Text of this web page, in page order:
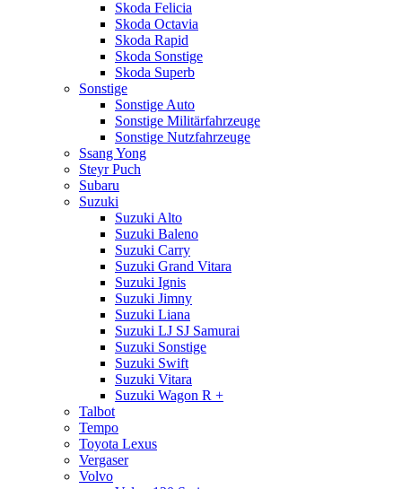
Skoda Felicia
Skoda Octavia
Skoda Rapid
Skoda Sonstige
Skoda Superb
Sonstige
Sonstige Auto
Sonstige Militärfahrzeuge
Sonstige Nutzfahrzeuge
Ssang Yong
Steyr Puch
Subaru
Suzuki
Suzuki Alto
Suzuki Baleno
Suzuki Carry
Suzuki Grand Vitara
Suzuki Ignis
Suzuki Jimny
Suzuki Liana
Suzuki LJ SJ Samurai
Suzuki Sonstige
Suzuki Swift
Suzuki Vitara
Suzuki Wagon R +
Talbot
Tempo
Toyota Lexus
Vergaser
Volvo